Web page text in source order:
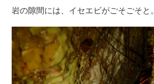
岩の隙間には、イセエビがごそごそと。